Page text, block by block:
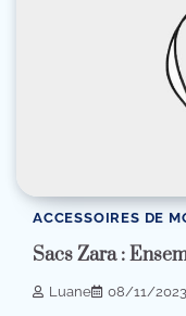
ACCESSOIRES DE
Sacs Zara :
Luane 08/11/2023